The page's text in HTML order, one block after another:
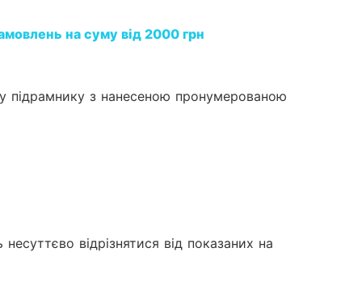
на суму від 2000 грн
підрамнику з нанесеною пронумерованою
відрізнятися від показаних на